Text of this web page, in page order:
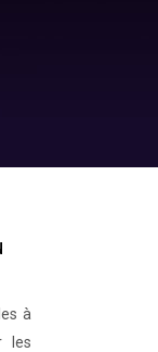
à
les